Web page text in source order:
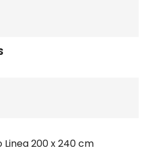
Linea 200 x 240 cm